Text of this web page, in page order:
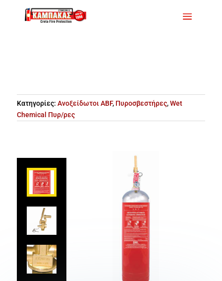
Κατηγορίες: Ανοξείδωτοι ABF, Πυροσβεστήρες,Wet
Chemical Πυρ/ρες